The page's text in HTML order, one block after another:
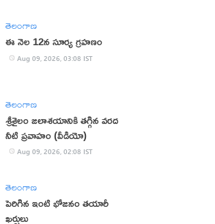
తెలంగాణ
ఈ నెల 12న సూర్య గ్రహణం
Aug 09, 2026, 03:08 IST
తెలంగాణ
శ్రీశైలం జలాశయానికి తగ్గిన వరద
నీటి ప్రవాహం (వీడియో)
Aug 09, 2026, 02:08 IST
తెలంగాణ
పెరిగిన ఇంటి భోజనం తయారీ
ఖర్చులు